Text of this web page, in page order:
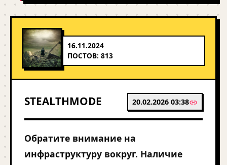
16.11.2024
ПОСТОВ: 813
STEALTHMODE 20.02.2026 03:38
Обратите внимание на
инфраструктуру вокруг. Наличие